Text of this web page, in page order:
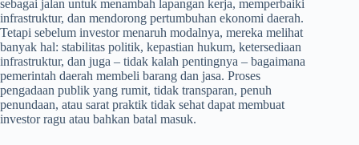
sebagai jalan untuk menambah lapangan kerja, memperbaiki
infrastruktur, dan mendorong pertumbuhan ekonomi daerah.
Tetapi sebelum investor menaruh modalnya, mereka melihat
banyak hal: stabilitas politik, kepastian hukum, ketersediaan
infrastruktur, dan juga – tidak kalah pentingnya – bagaimana
pemerintah daerah membeli barang dan jasa. Proses
pengadaan publik yang rumit, tidak transparan, penuh
penundaan, atau sarat praktik tidak sehat dapat membuat
investor ragu atau bahkan batal masuk.